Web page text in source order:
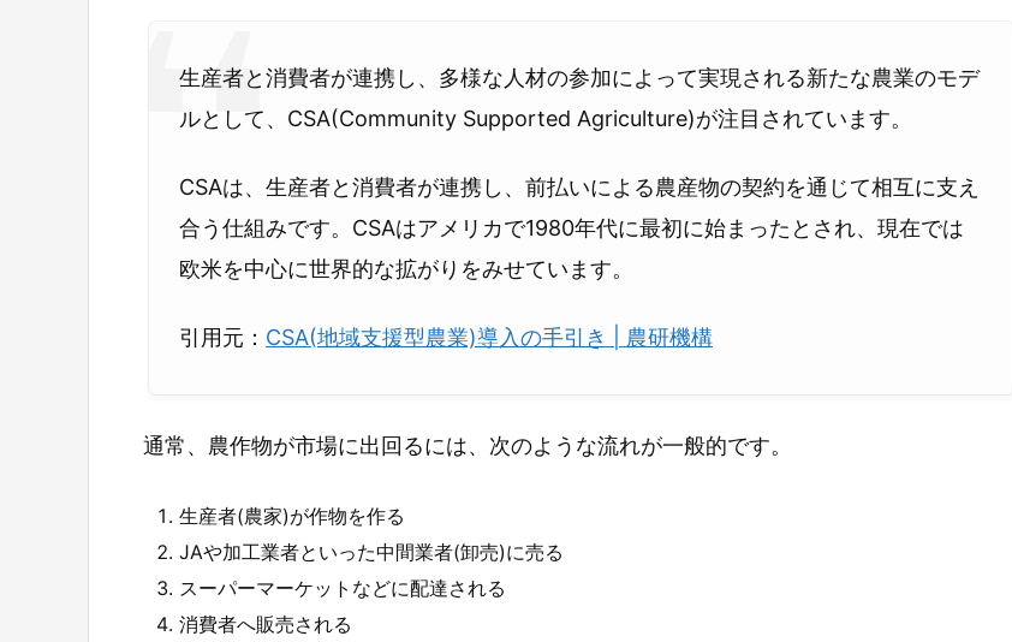
生産者と消費者が連携し、多様な人材の参加によって実現される新たな農業のモデ
ルとして、CSA(Community Supported Agriculture)が注目されています。
CSAは、生産者と消費者が連携し、前払いによる農産物の契約を通じて相互に支え
合う仕組みです。CSAはアメリカで1980年代に最初に始まったとされ、現在では
欧米を中心に世界的な拡がりをみせています。
引用元： CSA(地域支援型農業)導入の手引き | 農研機構
通常、農作物が市場に出回るには、次のような流れが一般的です。
生産者(農家)が作物を作る
JAや加工業者といった中間業者(卸売)に売る
スーパーマーケットなどに配達される
消費者へ販売される